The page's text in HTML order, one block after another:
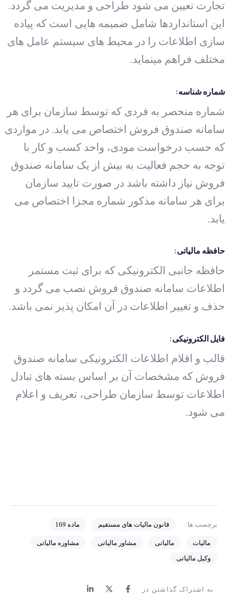
تجارت تعیین می شود طراحی و مدیریت می گردد.
این استانداردها شامل ضمیمه هایی است که پیاده
سازی اطلاعات را در محیط های سیستم عامل های
مختلف فراهم مینماید.
شماره شناسه:
شماره منحصر به فردی که توسط سازمان برای هر
سامانه صندوق فروش اختصاص می یابد. در مواردی
که حسب درخواست مودی، واحد کسب و کار با
توجه به حجم فعالیت به بیش از یک سامانه صندوق
فروش نیاز داشته باشد در صورت تایید سازمان
برای هر سامانه مذکور شماره مجزا اختصاص می
یابد.
حافظه مالیاتی:
حافظه جانبی الکترونیکی که برای ثبت مستمر
اطلاعات سامانه صندوق فروش نصب می گردد و
حذف و تغییر اطلاعات در آن امکان پذیر نمی باشد.
فایل الکترونیکی:
قالب و اقلام اطلاعات الکترونیکی سامانه صندوق
فروش که مشخصات آن بر اساس بسته های تبادل
اطلاعات توسط سازمان طراحی، تعریف و اعلام
می شود.
برچسب ها: قانون مالیات های مستقیم ماده 169
مالیات مالیاتی مشاور مالیاتی مشاوره مالیاتی
وکیل مالیاتی
به اشتراک گذاشتن در